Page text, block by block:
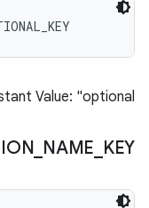
Value: "optional"
NAME KEY